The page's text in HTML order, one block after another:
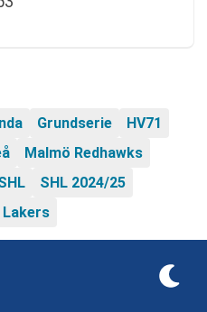
Grundserie
HV71
Malmö Redhawks
SHL 2024/25
Lakers